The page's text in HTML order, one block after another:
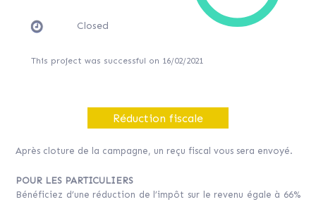
Closed
This project was successful on 16/02/2021
Réduction fiscale
Après cloture de la campagne, un reçu fiscal vous sera envoyé.
POUR LES PARTICULIERS
Bénéficiez d’une réduction de l’impôt sur le revenu égale à 66%